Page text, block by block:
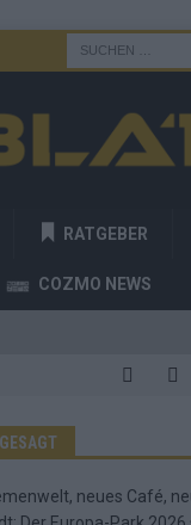
RATGEBER
COZMO NEWS